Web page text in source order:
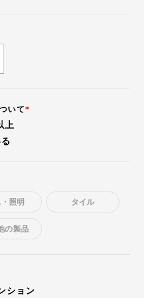
いて
上
照明 タイル
の製品
ション